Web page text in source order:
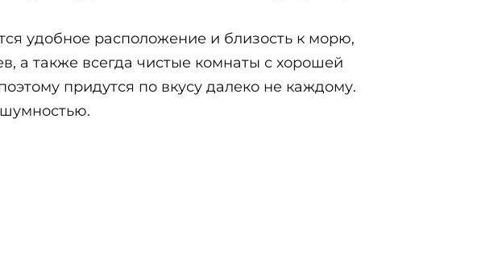
удобное расположение и близость к морю,
а также всегда чистые комнаты с хорошей
придутся по вкусу далеко не каждому.
шумностью.